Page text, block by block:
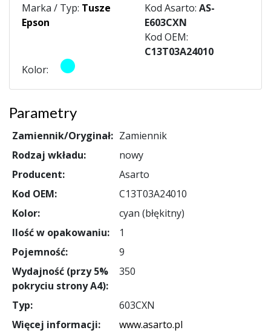
Marka / Typ: Tusze
Epson
Kod Asarto: AS-
E603CXN
Kod OEM:
C13T03A24010
Kolor:
Parametry
Zamiennik/Oryginał: Zamiennik
Rodzaj wkładu:
nowy
Producent:
Asarto
Kod OEM:
C13T03A24010
Kolor:
cyan (błękitny)
Ilość w opakowaniu:
1
Pojemność:
9
Wydajność (przy 5%
pokryciu strony A4):
350
Typ:
603CXN
Więcej informacji:
www.asarto.pl